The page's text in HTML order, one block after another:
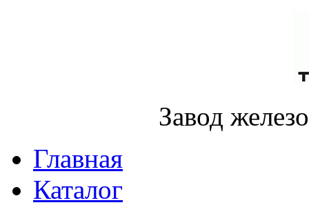
Завод
Главная
Каталог